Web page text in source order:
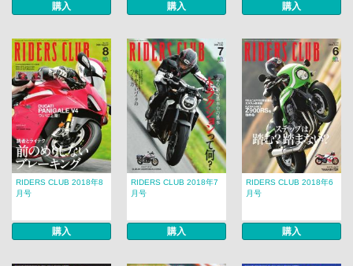
購入 購入 購入
RIDERS CLUB 2018年8
月号
購入
RIDERS CLUB 2018年7
月号
購入
RIDERS CLUB 2018年6
月号
購入